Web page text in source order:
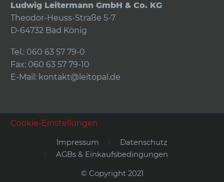
Ludwig Leitermann GmbH & Co. KG
Theodor-Heuss-Straße 5-7
D-64732 Bad König
Tel.: 060 63 57 79-0
Fax: 060 63 57 79-10
E-Mail: kontakt@leitopal.de
Cookie-Einstellungen
Impressum
Datenschutz
AGBs & Einkaufsbedingungen
© Copyright 2021